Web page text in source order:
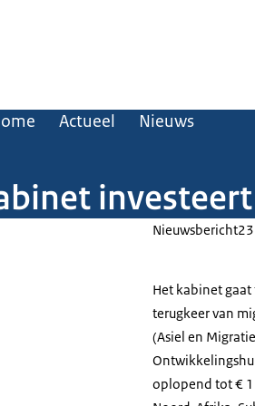
Actueel Nieuws
Nieuwsbericht
Het kabinet
terugkeer van
(Asiel en
oplopend tot €